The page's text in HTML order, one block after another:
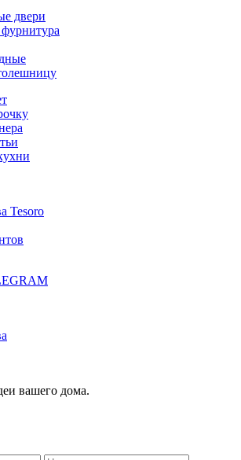
двери
Tesoro
вашего дома.